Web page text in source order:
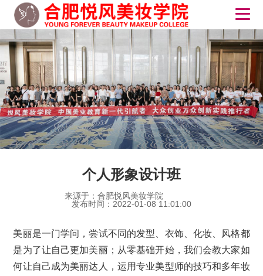
个人形象设计班
来源于：合肥悦风美妆学院
发布时间：2022-01-08 11:01:00
美丽是一门学问，尝试不同的发型、衣饰、化妆、风格都
是为了让自己更加美丽；从零基础开始，我们会教大家如
何让自己成为美丽达人，运用专业美型师的技巧和多年妆